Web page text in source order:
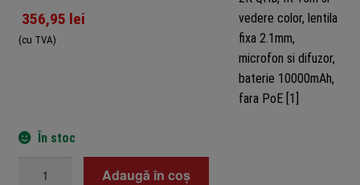
356,95 lei
(cu TVA)
În stoc
Adaugă în coș